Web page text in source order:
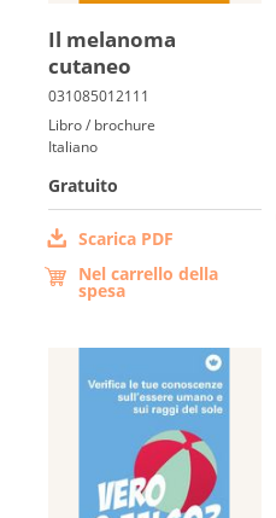
Il melanoma
cutaneo
Libro / brochure
Italiano
Gratuito
Scarica PDF
Nel carrello della
spesa